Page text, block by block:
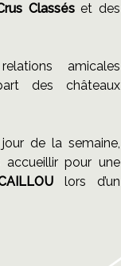
Classéset des
amicales
des châteaux
de la semaine,
pour une
lors d’un